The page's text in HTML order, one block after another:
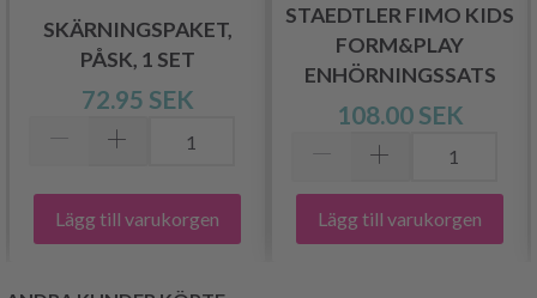
SKÄRNINGSPAKET,
PÅSK, 1 SET
72.95 SEK
Lägg till varukorgen
STAEDTLER FIMO KIDS
FORM&PLAY
ENHÖRNINGSSATS
108.00 SEK
Lägg till varukorgen